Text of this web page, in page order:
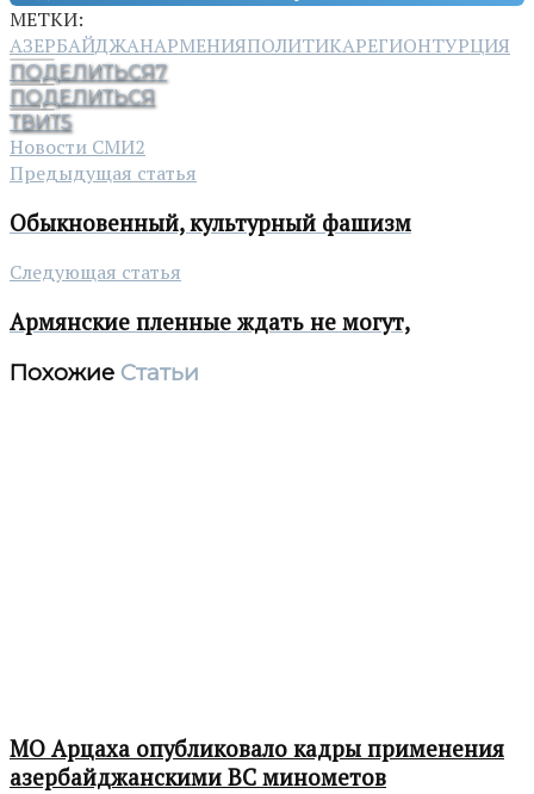
МЕТКИ:
АЗЕРБАЙДЖАНАРМЕНИЯПОЛИТИКАРЕГИОНТУРЦИЯ
ПОДЕЛИТЬСЯ7
ПОДЕЛИТЬСЯ
ТВИТ5
Новости СМИ2
Предыдущая статья
Обыкновенный, культурный фашизм
Следующая статья
Армянские пленные ждать не могут,
Похожие Статьи
МО Арцаха опубликовало кадры применения
азербайджанскими ВС минометов